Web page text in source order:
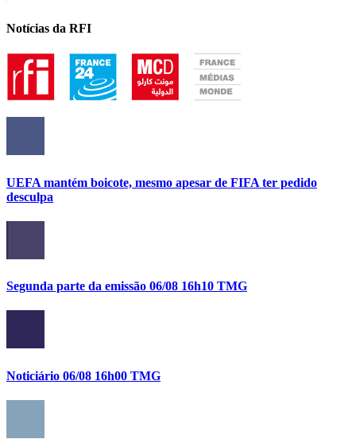
Notícias da RFI
UEFA mantém boicote, mesmo apesar de FIFA ter pedido
desculpa
Segunda parte da emissão 06/08 16h10 TMG
Noticiário 06/08 16h00 TMG